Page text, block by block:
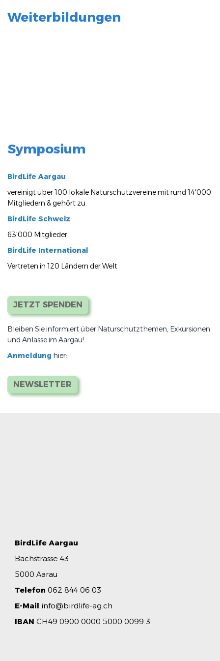
Weiterbildungen
Symposium
BirdLife Aargau
vereinigt über 100 lokale Naturschutzvereine mit rund 14'000
Mitgliedern & gehört zu:
BirdLife Schweiz
63'000 Mitglieder
BirdLife International
Vertreten in 120 Ländern der Welt
JETZT SPENDEN
Bleiben Sie informiert über Naturschutzthemen, Exkursionen
und Anlässe im Aargau!
Anmeldung hier:
NEWSLETTER
BirdLife Aargau
Bachstrasse 43
5000 Aarau
Telefon 062 844 06 03
E-Mail info@birdlife-ag.ch
IBAN CH49 0900 0000 5000 0099 3